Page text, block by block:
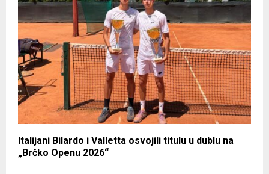
Italijani Bilardo i Valletta osvojili titulu u dublu na
„Brčko Openu 2026“